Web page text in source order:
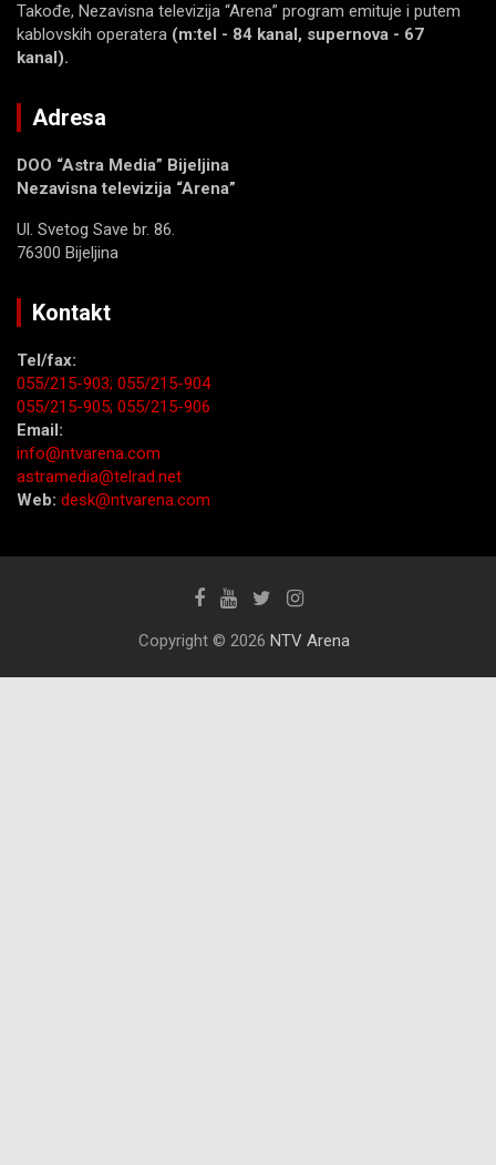
Takođe, Nezavisna televizija “Arena” program emituje i putem
kablovskih operatera (m:tel - 84 kanal, supernova - 67
kanal).
Adresa
DOO “Astra Media” Bijeljina
Nezavisna televizija “Arena”
Ul. Svetog Save br. 86.
76300 Bijeljina
Kontakt
Tel/fax:
055/215-903; 055/215-904
055/215-905; 055/215-906
Email:
info@ntvarena.com
astramedia@telrad.net
Web: desk@ntvarena.com
Copyright © 2026 NTV Arena